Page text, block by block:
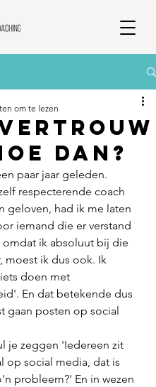
dan?
om te lezen
paar jaar geleden.
respecterende coach
geloven, had ik me laten
iemand die er verstand
omdat ik absoluut bij die
moest ik dus ook. Ik
doen met
En dat betekende dus
gaan posten op social
je zeggen 'Iedereen zit
op social media, dat is
probleem?' En in wezen